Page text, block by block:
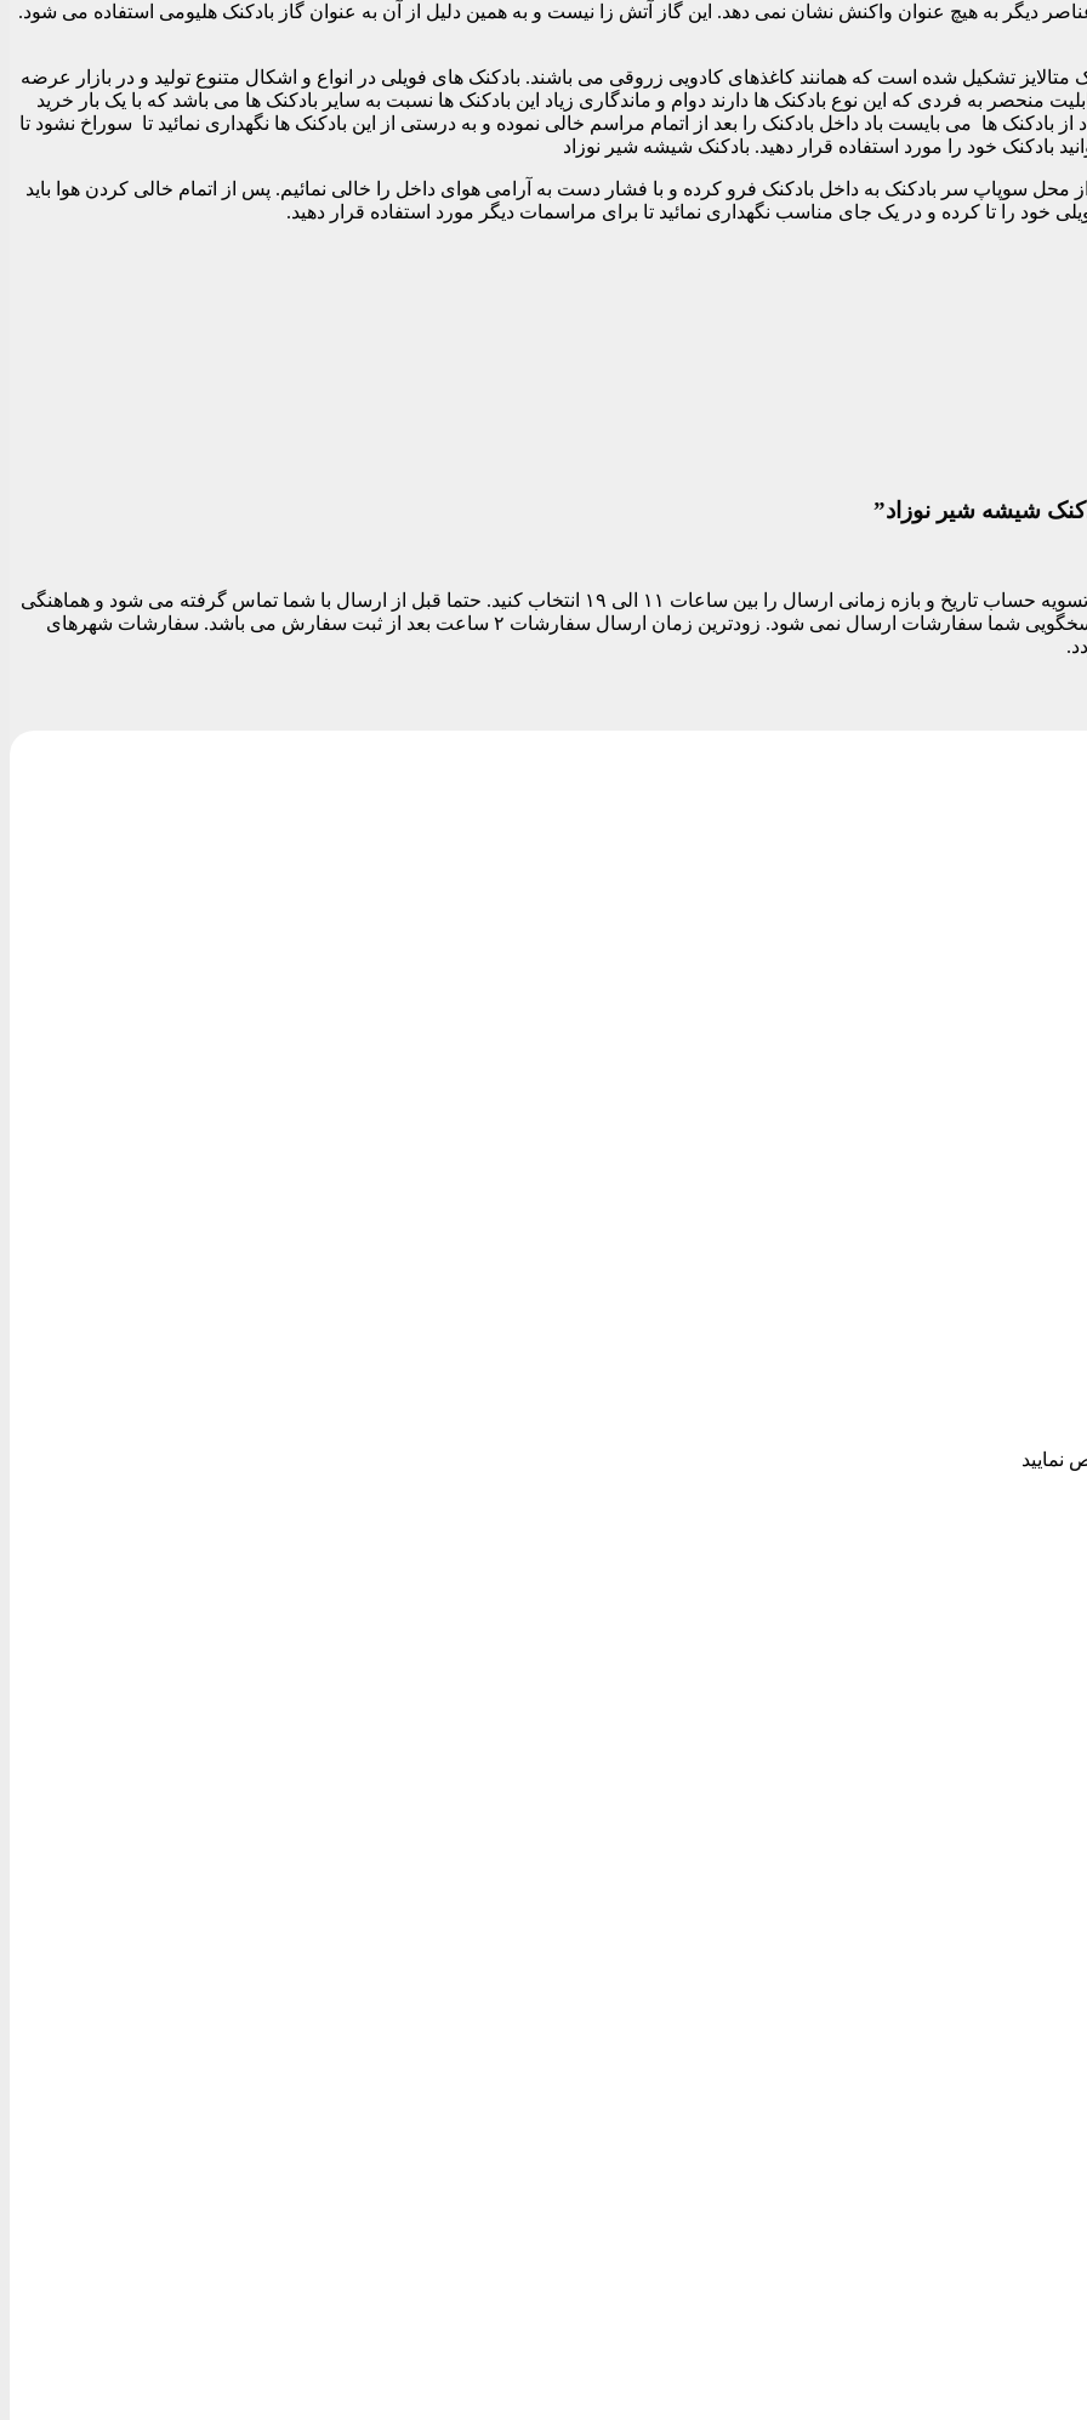
نمایید
دیگر به هیچ عنوان واکنش نشان نمی دهد. این گاز آتش زا نیست و به همین دلیل از آن به عنوان گاز بادکنک هلیومی استفاده می شود.
تشکیل شده است که همانند کاغذهای کادویی زروقی می باشند. بادکنک های فویلی در انواع و اشکال متنوع تولید و در بازار عرضه
منحصر به فردی که این نوع بادکنک ها دارند دوام و ماندگاری زیاد این بادکنک ها نسبت به سایر بادکنک ها می باشد که با یک بار خرید
بادکنک ها می بایست باد داخل بادکنک را بعد از اتمام مراسم خالی نموده و به درستی از این بادکنک ها نگهداری نمائید تا سوراخ نشود تا
بادکنک خود را مورد استفاده قرار دهید. بادکنک شیشه شیر نوزاد
محل سوپاپ سر بادکنک به داخل بادکنک فرو کرده و با فشار دست به آرامی هوای داخل را خالی نمائیم. پس از اتمام خالی کردن هوا باید
خود را تا کرده و در یک جای مناسب نگهداری نمائید تا برای مراسمات دیگر مورد استفاده قرار دهید.
شیشه شیر نوزاد”
مشتری های ساکن تهران می توانید در قسمت نهایی سفارش قبل از تسویه حساب تاریخ و بازه زمانی ارسال را بین ساعات ۱۱ الی ۱۹ انتخاب کنید. حتما قبل از ارسال با شما تماس گرفته می شود و هماهنگی
های لازم برای ارسال مرسوله انجام می شود. بدیهی است تا زمان پاسخگویی شما سفارشات ارسال نمی شود. زودترین زمان ارسال سفارشات ۲ ساعت بعد از ثبت سفارش می باشد. سفارشات شهرهای